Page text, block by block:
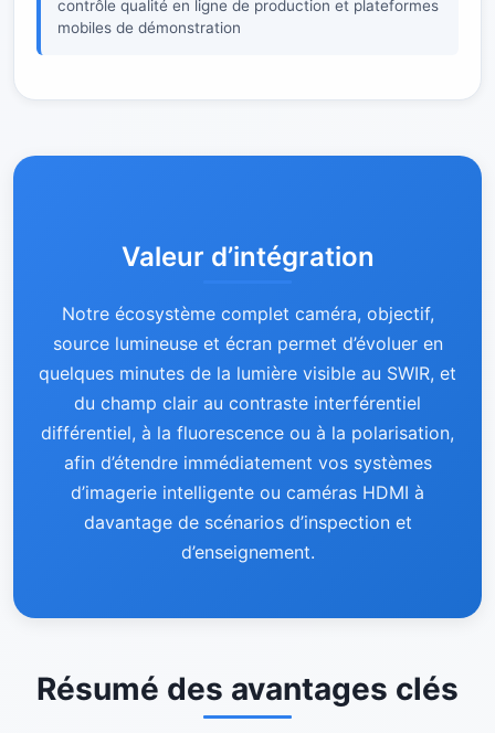
contrôle qualité en ligne de production et plateformes
mobiles de démonstration
Valeur d’intégration
Notre écosystème complet caméra, objectif,
source lumineuse et écran permet d’évoluer en
quelques minutes de la lumière visible au SWIR, et
du champ clair au contraste interférentiel
différentiel, à la fluorescence ou à la polarisation,
afin d’étendre immédiatement vos systèmes
d’imagerie intelligente ou caméras HDMI à
davantage de scénarios d’inspection et
d’enseignement.
Résumé des avantages clés